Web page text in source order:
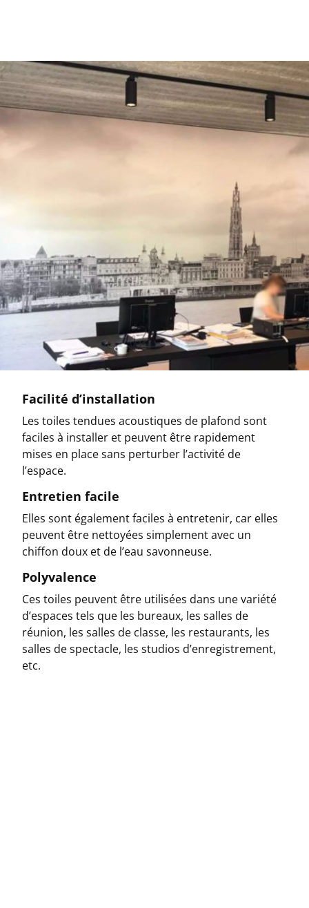
Facilité d’installation
Les toiles tendues acoustiques de plafond sont
faciles à installer et peuvent être rapidement
mises en place sans perturber l’activité de
l’espace.
Entretien facile
Elles sont également faciles à entretenir, car elles
peuvent être nettoyées simplement avec un
chiffon doux et de l’eau savonneuse.
Polyvalence
Ces toiles peuvent être utilisées dans une variété
d’espaces tels que les bureaux, les salles de
réunion, les salles de classe, les restaurants, les
salles de spectacle, les studios d’enregistrement,
etc.